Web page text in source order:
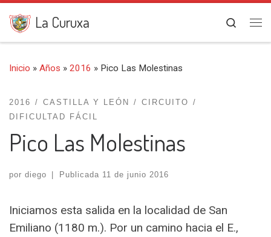
Saltar al contenido
La Curuxa
Search
Inicio » Años » 2016 » Pico Las Molestinas
2016 CASTILLA Y LEÓN
CIRCUITO
DIFICULTAD FÁCIL
Pico Las Molestinas
por diego Publicada 11 de junio 2016
Iniciamos esta salida en la localidad de San
Emiliano (1180 m.). Por un camino hacia el E.,